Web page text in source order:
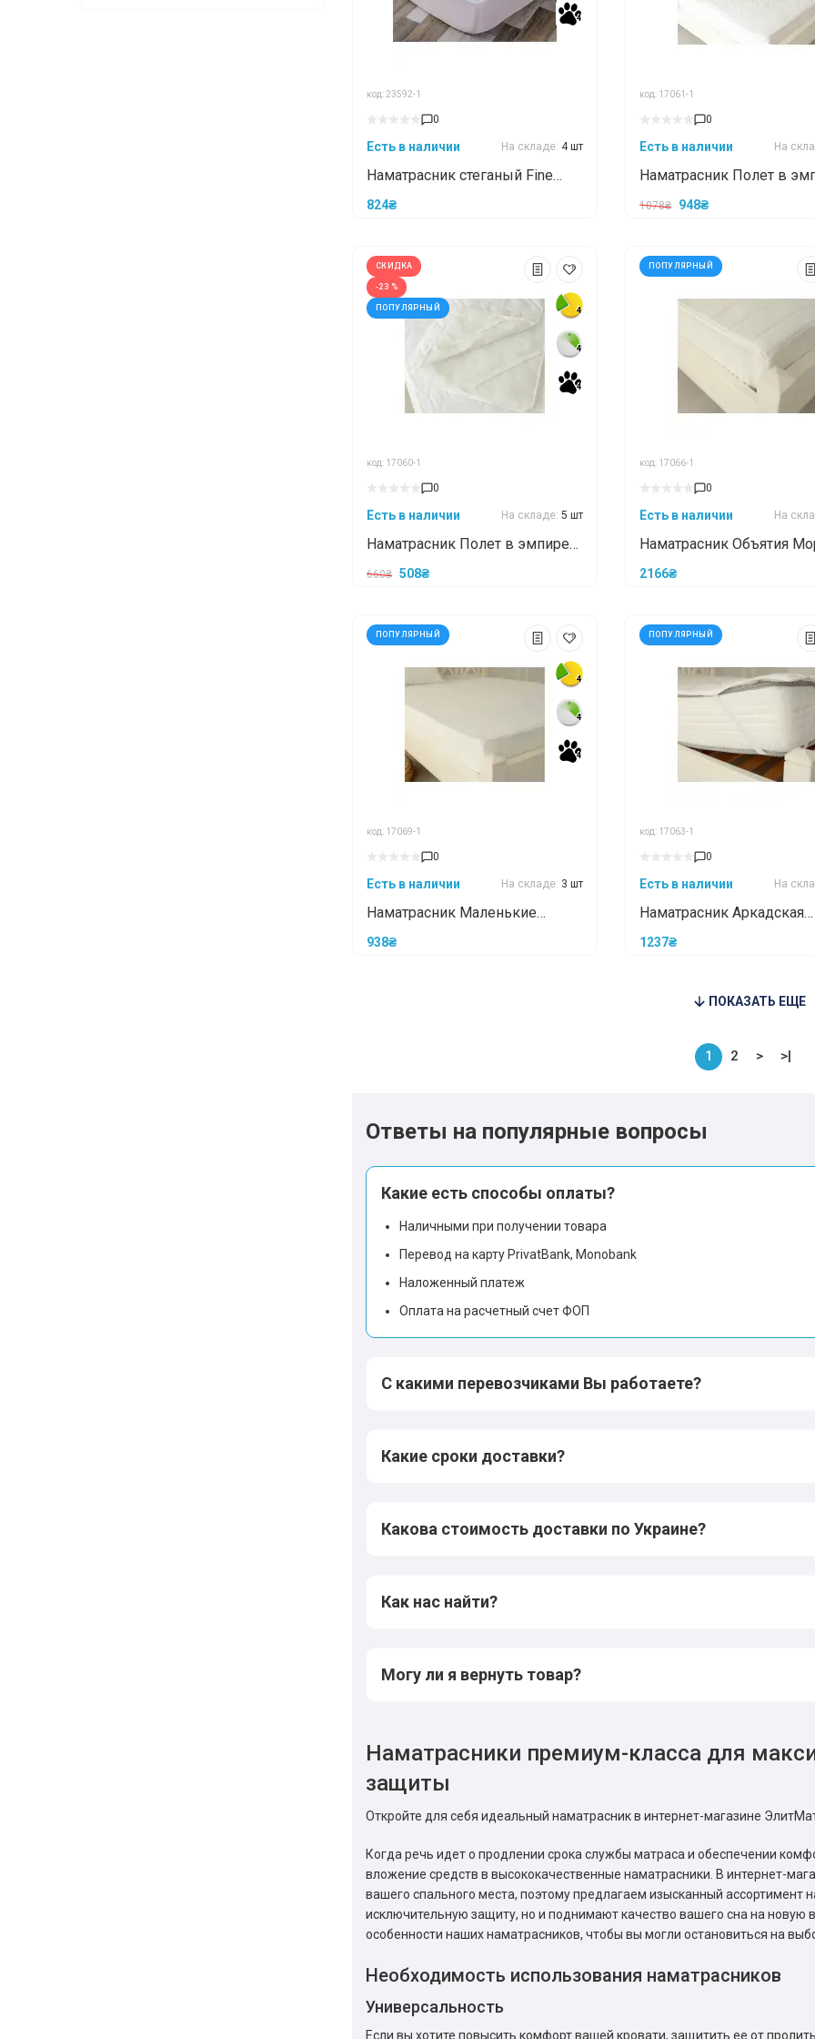
4
код: 23592-1
0
Есть в наличии На складе: 4 шт
4
Наматрасник стеганый Fine
Sleep Двухсторонний с бортом
824₴
код: 17061-1
0
Есть в наличии На
Наматрасник Полет в
с бортами 70x190
1078₴ 948₴
4
4
4
СКИДКА
-23 %
ПОПУЛЯРНЫЙ
код: 17060-1
0
Есть в наличии На складе: 5 шт
4
4
4
Наматрасник Полет в эмпирее
70x190
660₴ 508₴
ПОПУЛЯРНЫЙ
код: 17066-1
0
Есть в наличии На
Наматрасник Объятия
с бортами 70x190
2166₴
4
4
4
ПОПУЛЯРНЫЙ
код: 17069-1
0
Есть в наличии На складе: 3 шт
4
4
4
Наматрасник Маленькие
титаны комфорта
938₴
ПОПУЛЯРНЫЙ
код: 17063-1
0
Есть в наличии На
Наматрасник Аркадская
1237₴
ПОКАЗАТЬ ЕЩЕ
1 2 > >|
Ответы на популярные вопросы
Какие есть способы оплаты?
Наличными при получении товара
Перевод на карту PrivatBank, Monobank
Наложенный платеж
Оплата на расчетный счет ФОП
С какими перевозчиками Вы работаете?
Какие сроки доставки?
Какова стоимость доставки по Украине?
Как нас найти?
Могу ли я вернуть товар?
Наматрасники премиум-класса для
защиты
Откройте для себя идеальный наматрасник в интернет-магазине
Когда речь идет о продлении срока службы матраса и обеспечении
вложение средств в высококачественные наматрасники. В интернет-
вашего спального места, поэтому предлагаем изысканный ассортимент
исключительную защиту, но и поднимают качество вашего сна на
особенности наших наматрасников, чтобы вы могли остановиться на
Необходимость использования наматрасников
Универсальность
Если вы хотите повысить комфорт вашей кровати, защитить ее от
*